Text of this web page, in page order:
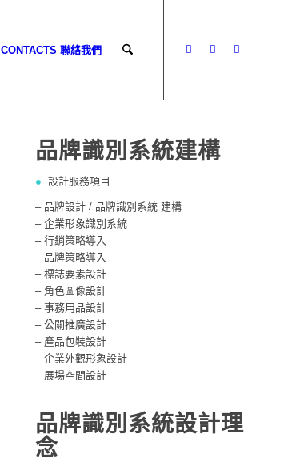
CONTACTS 聯絡我們
品牌識別系統建構
●設計服務項目
– 品牌設計 / 品牌識別系統 建構
– 企業形象識別系統
– 行銷策略導入
– 品牌策略導入
– 標誌要素設計
– 角色圖像設計
– 事務用品設計
– 公關推廣設計
– 產品包裝設計
– 企業外觀形象設計
– 展場空間設計
品牌識別系統設計理
念